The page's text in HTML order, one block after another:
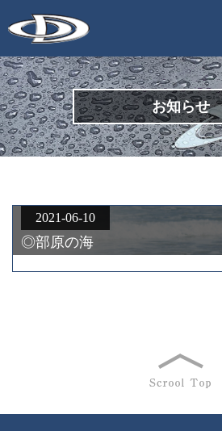
お知らせ
2021-06-10
◎部原の海